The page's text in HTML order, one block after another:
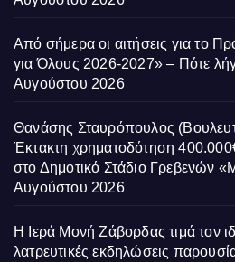
Από σήμερα οι αιτήσεις για το
για Όλους 2026-2027» – Πότε
Αυγούστου 2026
Θανάσης Σταυρόπουλος
Έκτακτη χρηματοδότηση
στο Δημοτικό Στάδιο Γρεβενών
Αυγούστου 2026
Η Ιερά Μονή Ζάβορδας τιμά τον
λατρευτικές εκδηλώσεις